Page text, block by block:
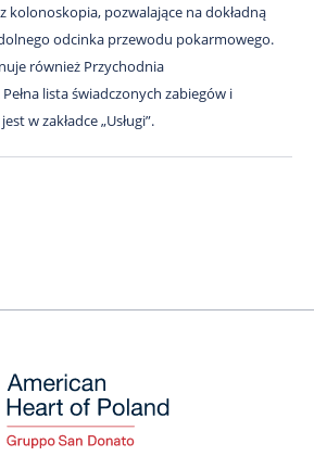
kolonoskopia, pozwalające na dokładną
odcinka przewodu pokarmowego.
również Przychodnia
lista świadczonych zabiegów i
w zakładce „Usługi”.